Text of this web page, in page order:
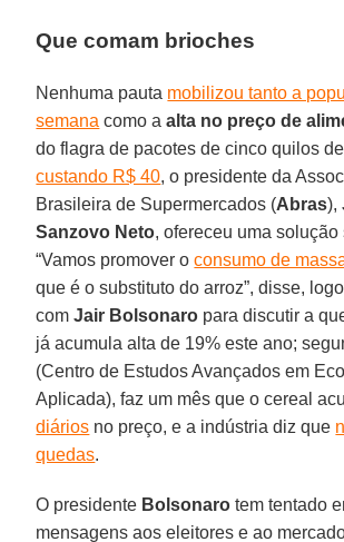
Que comam brioches
Nenhuma pauta mobilizou tanto a
semana como a alta no preço de
do flagra de pacotes de cinco quilos
custando R$ 40, o presidente da
Brasileira de Supermercados (Abras),
Sanzovo Neto, ofereceu uma solução
“Vamos promover oconsumo de
que é o substituto do arroz”, disse,
comJair Bolsonaro para discutir a
já acumula alta de 19% este ano;
(Centro de Estudos Avançados em
Aplicada), faz um mês que o cereal
diários no preço, e a indústria diz que
quedas.
O presidente Bolsonaro tem tentado
mensagens aos eleitores e ao